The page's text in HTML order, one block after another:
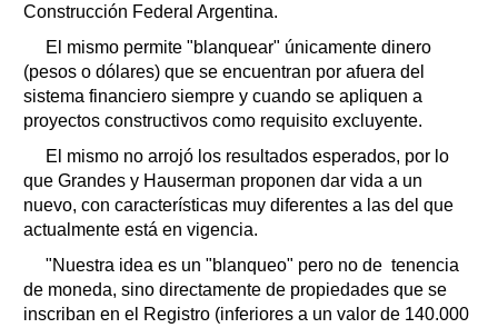
Construcción Federal Argentina.
El mismo permite "blanquear" únicamente dinero
(pesos o dólares) que se encuentran por afuera del
sistema financiero siempre y cuando se apliquen a
proyectos constructivos como requisito excluyente.
El mismo no arrojó los resultados esperados, por lo
que Grandes y Hauserman proponen dar vida a un
nuevo, con características muy diferentes a las del que
actualmente está en vigencia.
"Nuestra idea es un "blanqueo" pero no de tenencia
de moneda, sino directamente de propiedades que se
inscriban en el Registro (inferiores a un valor de 140.000